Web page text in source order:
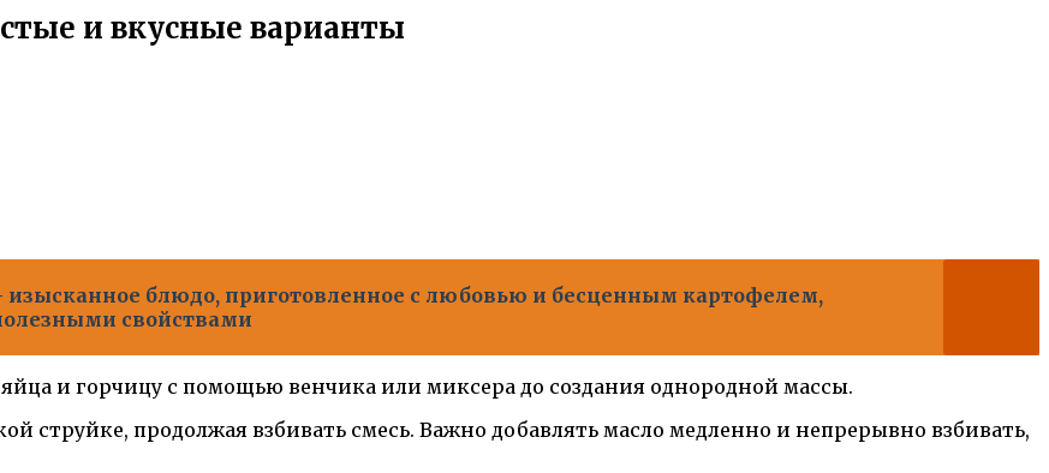
и вкусные варианты
блюдо, приготовленное с любовью и бесценным картофелем,
свойствами
яйца и горчицу с помощью венчика или миксера до создания однородной массы.
струйке, продолжая взбивать смесь. Важно добавлять масло медленно и непрерывно взбивать,